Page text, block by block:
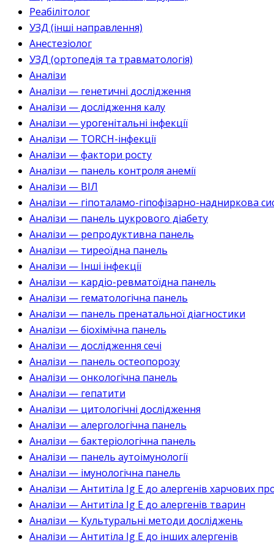
Реабілітолог
УЗД (інші направлення)
Анестезіолог
УЗД (ортопедія та травматологія)
Аналізи
Аналізи — генетичні дослідження
Аналізи — дослідження калу
Аналізи — урогенітальні інфекції
Аналізи — TORCH-інфекції
Аналізи — фактори росту
Аналізи — панель контроля анемії
Аналізи — ВІЛ
Аналізи — гіпоталамо-гіпофізарно-надниркова
Аналізи — панель цукрового діабету
Аналізи — репродуктивна панель
Аналізи — тиреоїдна панель
Аналізи — Інші інфекції
Аналізи — кардіо-ревматоїдна панель
Аналізи — гематологічна панель
Аналізи — панель пренатальної діагностики
Аналізи — біохімічна панель
Аналізи — дослідження сечі
Аналізи — панель остеопорозу
Аналізи — онкологічна панель
Аналізи — гепатити
Аналізи — цитологічні дослідження
Аналізи — алергологічна панель
Аналізи — бактеріологічна панель
Аналізи — панель аутоімунології
Аналізи — імунологічна панель
Аналізи — Антитіла Ig E до алергенів харчових
Аналізи — Антитіла Ig E до алергенів тварин
Аналізи — Культуральні методи досліджень
Аналізи — Антитіла Ig E до інших алергенів